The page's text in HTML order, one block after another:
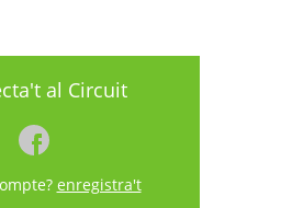
al Circuit
enregistra't